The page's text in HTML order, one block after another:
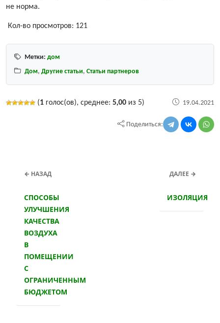
не норма.
Кол-во просмотров: 121
Метки: дом
Дом, Другие статьи, Статьи партнеров
(1 голос(ов), среднее: 5,00 из 5) 19.04.2021
Поделиться:
← НАЗАД
СПОСОБЫ
УЛУЧШЕНИЯ
КАЧЕСТВА
ВОЗДУХА
В
ПОМЕЩЕНИИ
С
ОГРАНИЧЕННЫМ
БЮДЖЕТОМ
ДАЛЕЕ →
ИЗОЛЯЦИЯ